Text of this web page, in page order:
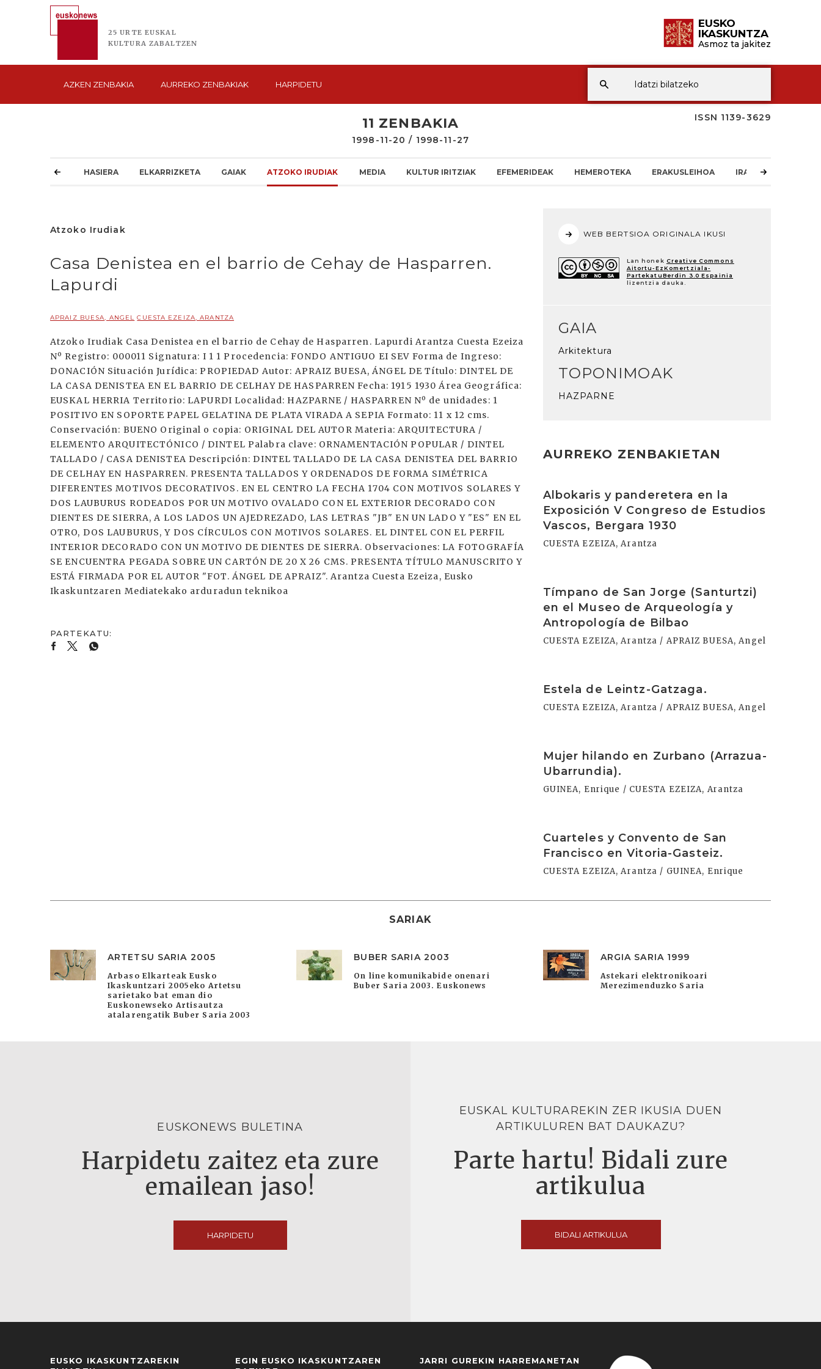
25 URTE EUSKAL
KULTURA ZABALTZEN
EUSKO
IKASKUNTZA
Asmoz ta jakitez
AZKEN ZENBAKIA AURREKO ZENBAKIAK HARPIDETU
ISSN 1139-3629
11 ZENBAKIA
1998-11-20 / 1998-11-27
HASIERA ELKARRIZKETA GAIAK ATZOKO IRUDIAK MEDIA KULTUR IRITZIAK EFEMERIDEAK HEMEROTEKA ERAKUSLEIHOA IRAKURLEAREN
Atzoko Irudiak
Casa Denistea en el barrio de Cehay de Hasparren.
Lapurdi
APRAIZ BUESA, ANGEL CUESTA EZEIZA, ARANTZA
Atzoko Irudiak Casa Denistea en el barrio de Cehay de Hasparren. Lapurdi Arantza Cuesta Ezeiza
Nº Registro: 000011 Signatura: I 1 1 Procedencia: FONDO ANTIGUO EI SEV Forma de Ingreso:
DONACIÓN Situación Jurídica: PROPIEDAD Autor: APRAIZ BUESA, ÁNGEL DE Título: DINTEL DE
LA CASA DENISTEA EN EL BARRIO DE CELHAY DE HASPARREN Fecha: 1915 1930 Área Geográfica:
EUSKAL HERRIA Territorio: LAPURDI Localidad: HAZPARNE / HASPARREN Nº de unidades: 1
POSITIVO EN SOPORTE PAPEL GELATINA DE PLATA VIRADA A SEPIA Formato: 11 x 12 cms.
Conservación: BUENO Original o copia: ORIGINAL DEL AUTOR Materia: ARQUITECTURA /
ELEMENTO ARQUITECTÓNICO / DINTEL Palabra clave: ORNAMENTACIÓN POPULAR / DINTEL
TALLADO / CASA DENISTEA Descripción: DINTEL TALLADO DE LA CASA DENISTEA DEL BARRIO
DE CELHAY EN HASPARREN. PRESENTA TALLADOS Y ORDENADOS DE FORMA SIMÉTRICA
DIFERENTES MOTIVOS DECORATIVOS. EN EL CENTRO LA FECHA 1704 CON MOTIVOS SOLARES Y
DOS LAUBURUS RODEADOS POR UN MOTIVO OVALADO CON EL EXTERIOR DECORADO CON
DIENTES DE SIERRA, A LOS LADOS UN AJEDREZADO, LAS LETRAS "JB" EN UN LADO Y "ES" EN EL
OTRO, DOS LAUBURUS, Y DOS CÍRCULOS CON MOTIVOS SOLARES. EL DINTEL CON EL PERFIL
INTERIOR DECORADO CON UN MOTIVO DE DIENTES DE SIERRA. Observaciones: LA FOTOGRAFÍA
SE ENCUENTRA PEGADA SOBRE UN CARTÓN DE 20 X 26 CMS. PRESENTA TÍTULO MANUSCRITO Y
ESTÁ FIRMADA POR EL AUTOR "FOT. ÁNGEL DE APRAIZ". Arantza Cuesta Ezeiza, Eusko
Ikaskuntzaren Mediatekako arduradun teknikoa
WEB BERTSIOA ORIGINALA IKUSI
Lan honek Creative Commons
Aitortu-EzKomertziala-
PartekatuBerdin 3.0 Espainia
lizentzia dauka.
GAIA
Arkitektura
TOPONIMOAK
HAZPARNE
AURREKO ZENBAKIETAN
Albokaris y panderetera en la
Exposición V Congreso de Estudios
Vascos, Bergara 1930
CUESTA EZEIZA, Arantza
Tímpano de San Jorge (Santurtzi)
en el Museo de Arqueología y
Antropología de Bilbao
CUESTA EZEIZA, Arantza / APRAIZ BUESA, Angel
Estela de Leintz-Gatzaga.
CUESTA EZEIZA, Arantza / APRAIZ BUESA, Angel
Mujer hilando en Zurbano (Arrazua-
Ubarrundia).
GUINEA, Enrique / CUESTA EZEIZA, Arantza
Cuarteles y Convento de San
Francisco en Vitoria-Gasteiz.
CUESTA EZEIZA, Arantza / GUINEA, Enrique
SARIAK
ARTETSU SARIA 2005
Arbaso Elkarteak Eusko
Ikaskuntzari 2005eko Artetsu
sarietako bat eman dio
Euskonewseko Artisautza
atalarengatik Buber Saria 2003
BUBER SARIA 2003
On line komunikabide onenari
Buber Saria 2003. Euskonews
ARGIA SARIA 1999
Astekari elektronikoari
Merezimenduzko Saria
EUSKONEWS BULETINA
Harpidetu zaitez eta zure
emailean jaso!
HARPIDETU
EUSKAL KULTURAREKIN ZER IKUSIA DUEN
ARTIKULUREN BAT DAUKAZU?
Parte hartu! Bidali zure
artikulua
BIDALI ARTIKULUA
EUSKO IKASKUNTZAREKIN
EGIN EUSKO IKASKUNTZAREN
JARRI GUREKIN HARREMANETAN